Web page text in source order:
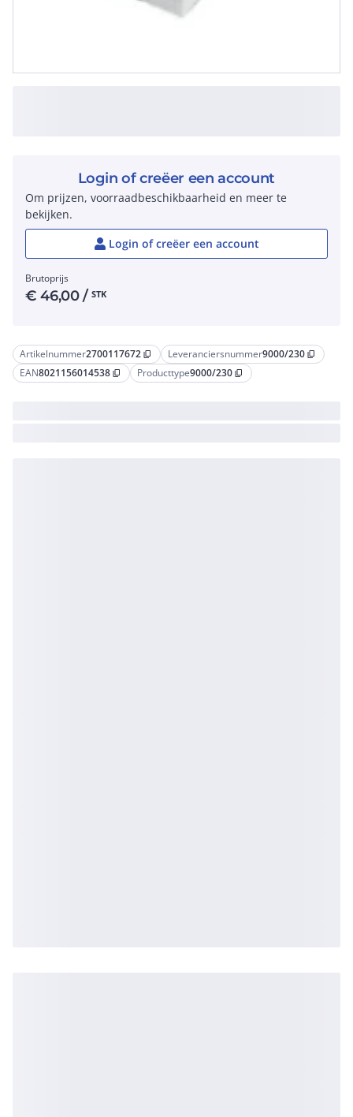
Artikelnummer2700117672 content_copy Leveranciersnummer9000/230 content_copy
EAN8021156014538 content_copy Producttype9000/230 content_copy
Login of creëer een account
Om prijzen, voorraadbeschikbaarheid en meer te
bekijken.
Login of creëer een account
Brutoprijs
€46,00/ STK